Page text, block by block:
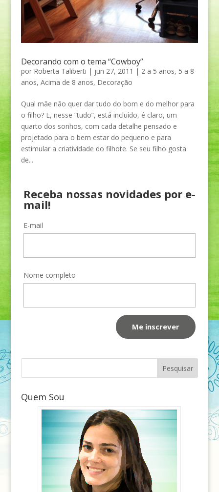
Decorando com o tema “Cowboy”
por Roberta Taliberti | jun 27, 2011 | 2 a 5 anos, 5 a 8
anos, Acima de 8 anos, Decoração
Qual mãe não quer dar tudo do bom e do melhor para
o filho? E, nesse “tudo”, está incluído, é claro, um
quarto dos sonhos, com cada detalhe pensado e
projetado para o bem estar do pequeno e para
estimular a criatividade do filhote. Se seu filho gosta
de...
Receba nossas novidades por e-
mail!
E-mail
Nome completo
Quem Sou